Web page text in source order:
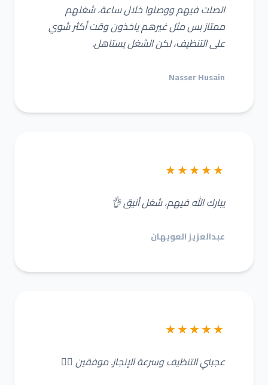
اتصلت فيهم ووصلوا خلال ساعة، شغلهم
ممتاز بس مثل غيرهم ياخذون وقت أكثر شوي
على التنظيف، لكن الشغل يستاهل.
Nasser Husain
★★★★★
يبارك الله فيهم، شغل أنيق 👌
عبدالعزيز العويهان
★★★★★
عجبني التنظيف وسرعة الإنجاز. موفقين 👌🏼